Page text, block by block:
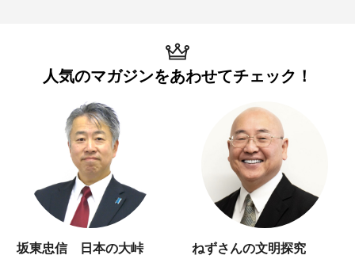
人気のマガジンをあわせてチェック！
坂東忠信 日本の大峠 ねずさんの文明探究